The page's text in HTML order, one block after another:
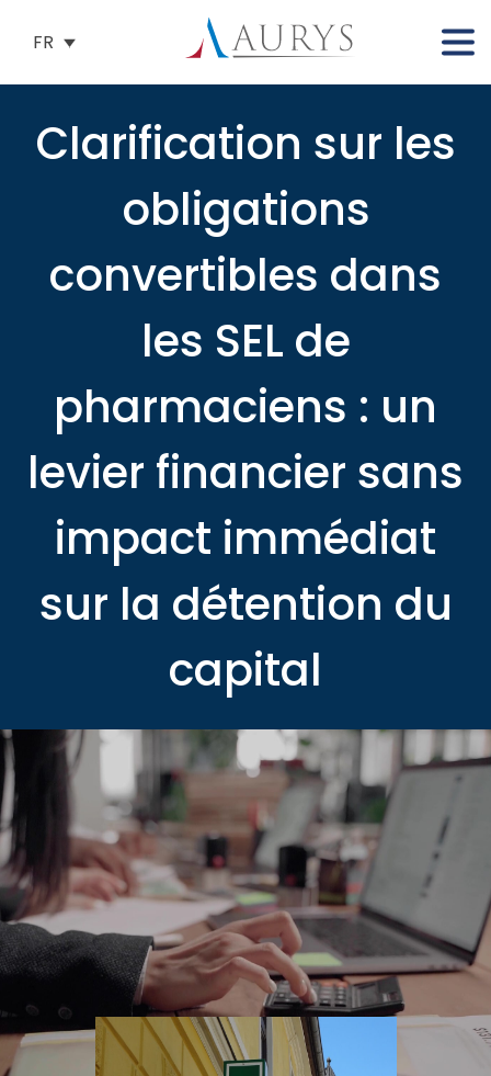
FR
Clarification sur les
obligations
convertibles dans
les SEL de
pharmaciens : un
levier financier sans
impact immédiat
sur la détention du
capital